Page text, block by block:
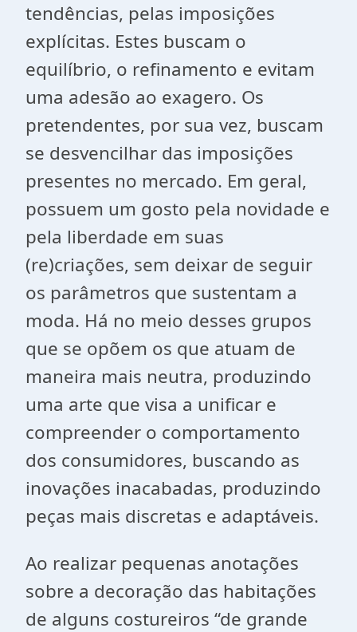
tendências, pelas imposições
explícitas. Estes buscam o
equilíbrio, o refinamento e evitam
uma adesão ao exagero. Os
pretendentes, por sua vez, buscam
se desvencilhar das imposições
presentes no mercado. Em geral,
possuem um gosto pela novidade e
pela liberdade em suas
(re)criações, sem deixar de seguir
os parâmetros que sustentam a
moda. Há no meio desses grupos
que se opõem os que atuam de
maneira mais neutra, produzindo
uma arte que visa a unificar e
compreender o comportamento
dos consumidores, buscando as
inovações inacabadas, produzindo
peças mais discretas e adaptáveis.
Ao realizar pequenas anotações
sobre a decoração das habitações
de alguns costureiros “de grande